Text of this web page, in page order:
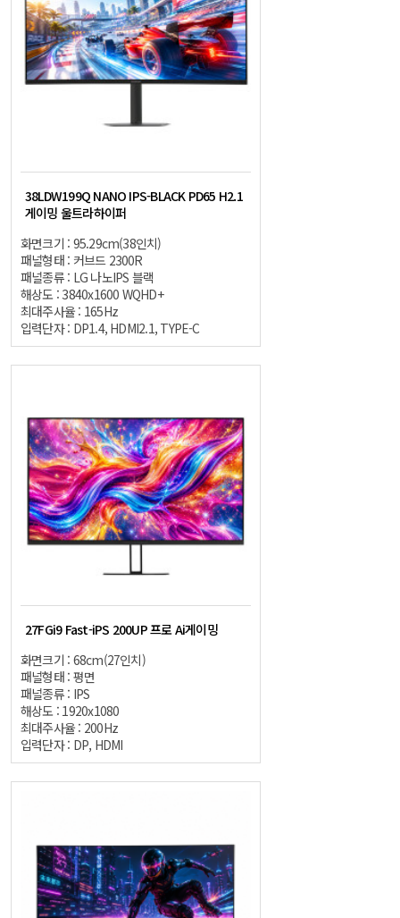
38LDW199Q NANO IPS-BLACK PD65 H2.1
게이밍 울트라하이퍼
화면크기 : 95.29cm(38인치)
패널형태 : 커브드 2300R
패널종류 : LG 나노IPS 블랙
해상도 : 3840x1600 WQHD+
최대주사율 : 165Hz
입력단자 : DP1.4, HDMI2.1, TYPE-C
27FGi9 Fast-iPS 200UP 프로 Ai게이밍
화면크기 : 68cm(27인치)
패널형태 : 평면
패널종류 : IPS
해상도 : 1920x1080
최대주사율 : 200Hz
입력단자 : DP, HDMI